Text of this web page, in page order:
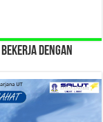
DENGAN